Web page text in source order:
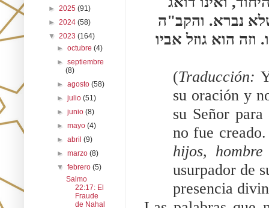
(Traducción:
su oración y
su Señor
no fue
hijos,
usurpador de
presencia
► 2025 (91)
► 2024 (58)
▼ 2023 (164)
►octubre(4)
►septiembre
(8)
►agosto(58)
►julio(51)
►junio(8)
►mayo(4)
►abril(9)
►marzo(8)
▼febrero(5)
Salmo
22:17: El
Fraude
de Nahal